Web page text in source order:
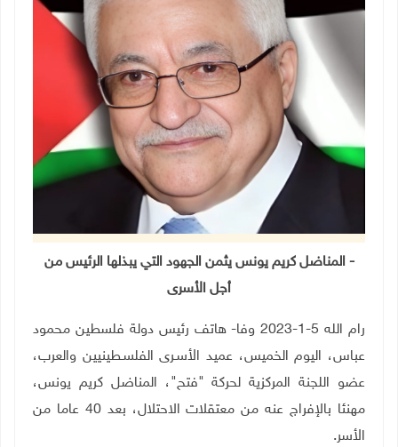
- المناضل كريم يونس يثمن الجهود التي يبذلها الرئيس من
أجل الأسرى
رام الله 5-1-2023 وفا- هاتف رئيس دولة فلسطين محمود
عباس، اليوم الخميس، عميد الأسـرى الفلسـطينيين والعرب،
عضو اللجنة المركزية لحركة "فتح"، المناضل كريم يونس،
مهنئا بالإفراج عنه من معتقلات الاحتلال، بعد 40 عاما من
الأسر.